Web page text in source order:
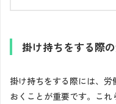
掛け持ちをする際
掛け持ちをする際には、
おくことが重要です。こ